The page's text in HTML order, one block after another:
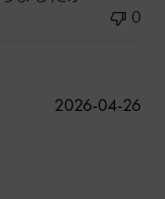
0
公
2026-04-26